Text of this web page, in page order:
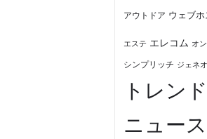
アウトドア ウェブ
エステ エレコム オ
シンプリッチ ジェネ
トレンド
ニュース